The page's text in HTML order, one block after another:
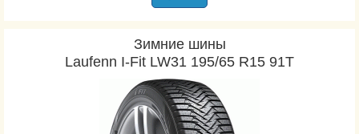
Зимние шины
Laufenn I-Fit LW31 195/65 R15 91T